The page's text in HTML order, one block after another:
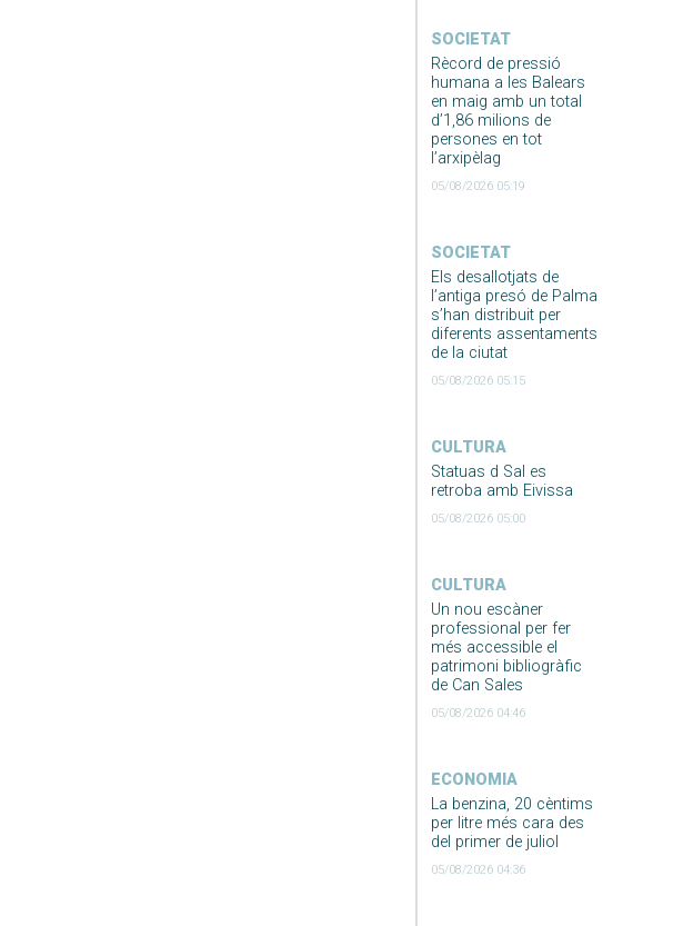
SOCIETAT
Rècord de pressió
humana a les Balears
en maig amb un total
d’1,86 milions de
persones en tot
l’arxipèlag
05/08/2026 05:19
SOCIETAT
Els desallotjats de
l’antiga presó de Palma
s’han distribuit per
diferents assentaments
de la ciutat
05/08/2026 05:15
CULTURA
Statuas d Sal es
retroba amb Eivissa
05/08/2026 05:00
CULTURA
Un nou escàner
professional per fer
més accessible el
patrimoni bibliogràfic
de Can Sales
05/08/2026 04:46
ECONOMIA
La benzina, 20 cèntims
per litre més cara des
del primer de juliol
05/08/2026 04:36